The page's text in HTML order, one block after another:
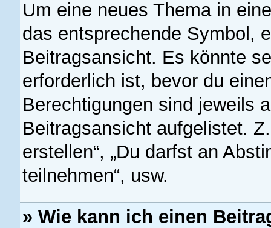
Um eine neues Thema in
das entsprechende Symbol,
Beitragsansicht. Es könnte
erforderlich ist, bevor du
Berechtigungen sind jeweils
Beitragsansicht aufgelistet.
erstellen“, „Du darfst an
teilnehmen“, usw.
» Wie kann ich einen